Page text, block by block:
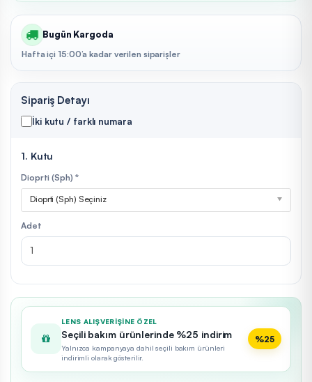
Bugün Kargoda
Hafta içi 15:00’a kadar verilen siparişler
Sipariş Detayı
İki kutu / farklı numara
1. Kutu
Dioprti (Sph) *
Dioprti (Sph) Seçiniz
Adet
LENS ALIŞVERIŞINE ÖZEL
Seçili bakım ürünlerinde %25 indirim
Yalnızca kampanyaya dahil seçili bakım ürünleri
indirimli olarak gösterilir.
%25